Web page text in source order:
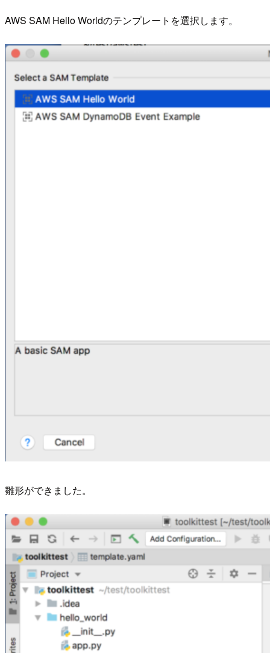
AWS SAM Hello Worldのテンプレートを選択します。
雛形ができました。